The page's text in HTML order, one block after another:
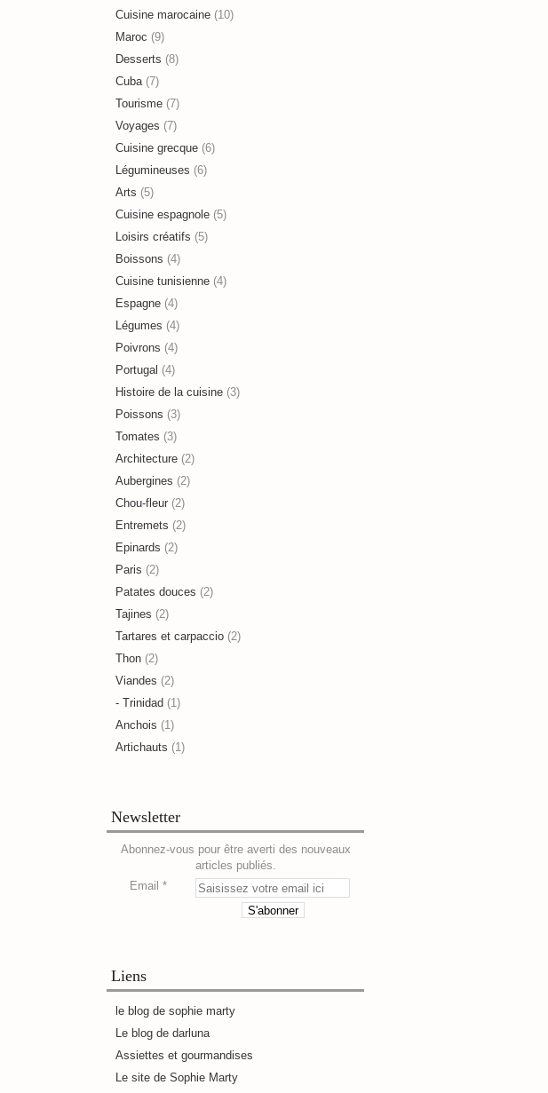
Cuisine marocaine (10)
Maroc (9)
Desserts (8)
Cuba(7)
Tourisme (7)
Voyages (7)
Cuisine grecque (6)
Légumineuses (6)
Arts (5)
Cuisine espagnole (5)
Loisirs créatifs (5)
Boissons (4)
Cuisine tunisienne (4)
Espagne (4)
Légumes (4)
Poivrons (4)
Portugal (4)
Histoire de la cuisine (3)
Poissons (3)
Tomates (3)
Architecture (2)
Aubergines (2)
Chou-fleur (2)
Entremets (2)
Epinards (2)
Paris (2)
Patates douces (2)
Tajines (2)
Tartares et carpaccio (2)
Thon (2)
Viandes (2)
- Trinidad (1)
Anchois (1)
Artichauts (1)
Newsletter
Abonnez-vous pour être averti des nouveaux
articles publiés.
Email
Liens
le blog de sophie marty
Le blog de darluna
Assiettes et gourmandises
Le site de Sophie Marty